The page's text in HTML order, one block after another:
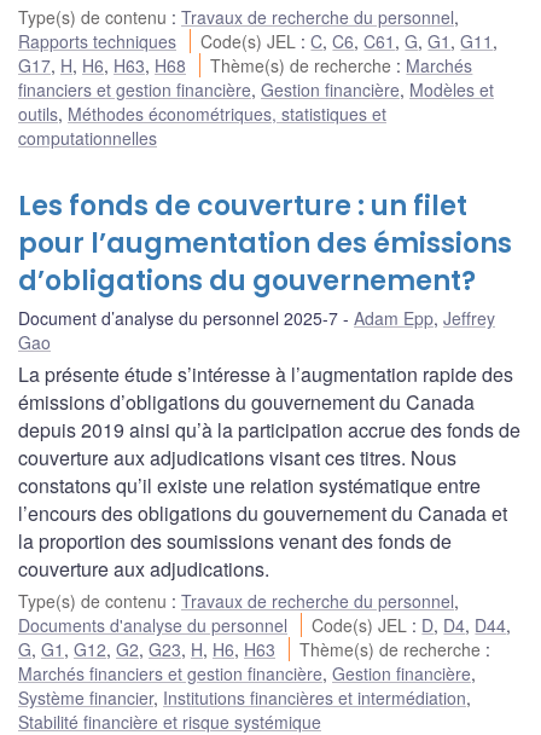
Type(s) de contenu : Travaux de recherche du personnel,
Rapports techniques
Code(s) JEL :C,C6,C61 ,G,G1 ,G11 ,
G17, H, H6, H63, H68 Thème(s) de recherche : Marchés
financiers et gestion financière, Gestion financière, Modèles et
outils, Méthodes économétriques, statistiques et
computationnelles
Les fonds de couverture : un filet
pour l’augmentation des émissions
d’obligations du gouvernement?
Document d’analyse du personnel 2025-7 Adam Epp, Jeffrey
Gao
La présente étude s’intéresse à l’augmentation rapide des
émissions d’obligations du gouvernement du Canada
depuis 2019 ainsi qu’à la participation accrue des fonds de
couverture aux adjudications visant ces titres. Nous
constatons qu’il existe une relation systématique entre
l’encours des obligations du gouvernement du Canada et
la proportion des soumissions venant des fonds de
couverture aux adjudications.
Type(s) de contenu : Travaux de recherche du personnel,
Documents d'analyse du personnel
Code(s) JEL : D, D4, D44,
G, G1 , G12, G2, G23, H, H6, H63 Thème(s) de recherche :
Marchés financiers et gestion financière, Gestion financière,
Système financier, Institutions financières et intermédiation,
Stabilité financière et risque systémique